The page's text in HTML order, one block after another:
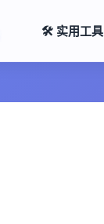
🛠️ 实用工具